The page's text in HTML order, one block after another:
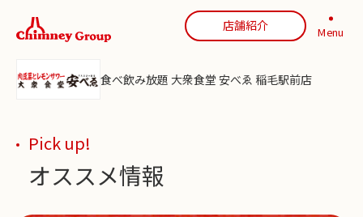
店舗紹介 Menu
食べ飲み放題 大衆食堂 安べゑ 稲毛駅前店
Pick up!
オススメ情報